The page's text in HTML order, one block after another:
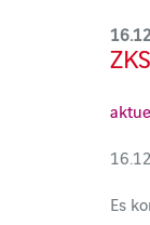
Es